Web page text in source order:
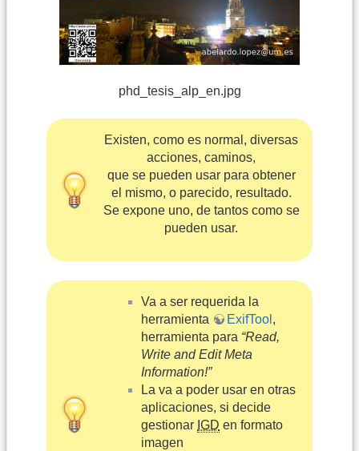
phd_tesis_alp_en.jpg
Existen, como es normal, diversas
acciones, caminos,
que se pueden usar para obtener
el mismo, o parecido, resultado.
Se expone uno, de tantos como se
pueden usar.
Va a ser requerida la
herramienta
ExifTool ,
herramienta para “Read,
Write and Edit Meta
Information!”
La va a poder usar en otras
aplicaciones, si decide
gestionar IGD en formato
imagen